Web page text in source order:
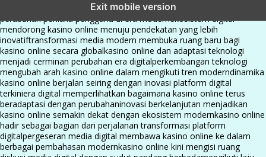
Exit mobile version
perkembangan kasino online mencerminkan
perubahan perilaku pengguna di era modernekosistem digital
mendorong kasino online menuju pendekatan yang lebih
inovatiftransformasi media modern membuka ruang baru bagi
kasino online secara globalkasino online dan adaptasi teknologi
menjadi cerminan perubahan era digitalperkembangan teknologi
mengubah arah kasino online dalam mengikuti tren moderndinamika
kasino online berjalan seiring dengan inovasi platform digital
terkiniera digital memperlihatkan bagaimana kasino online terus
beradaptasi dengan perubahaninovasi berkelanjutan menjadikan
kasino online semakin dekat dengan ekosistem modernkasino online
hadir sebagai bagian dari perjalanan transformasi platform
digitalpergeseran media digital membawa kasino online ke dalam
berbagai pembahasan modernkasino online kini mengisi ruang